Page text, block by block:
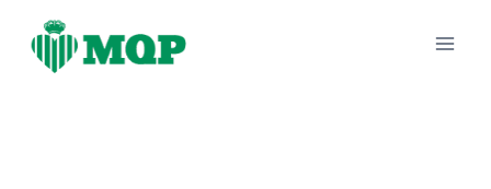
contenido